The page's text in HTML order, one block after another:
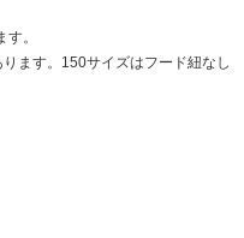
。
ます。150サイズはフード紐なし